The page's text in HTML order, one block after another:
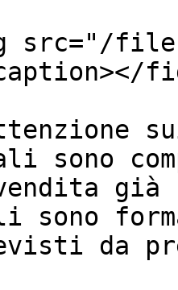
src="/files/
sono
già
da